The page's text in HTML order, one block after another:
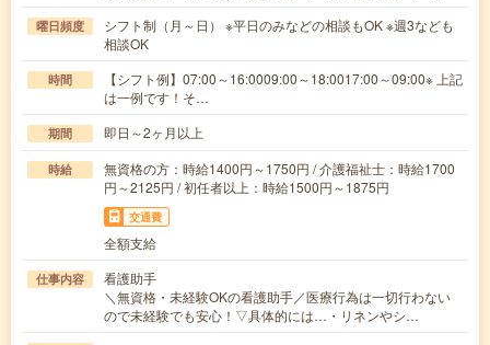
曜日頻度
シフト制（月～日） ※平日のみなどの相談もOK ※週3なども
相談OK
時間
【シフト例】07:00～16:0009:00～18:0017:00～09:00※ 上記
は一例です！そ…
期間 即日～2ヶ月以上
時給
無資格の方：時給1400円～1750円 / 介護福祉士：時給1700
円～2125円 / 初任者以上：時給1500円～1875円
交通費
全額支給
仕事内容
看護助手
＼無資格・未経験OKの看護助手／医療行為は一切行わない
ので未経験でも安心！▽具体的には…・リネンやシ…